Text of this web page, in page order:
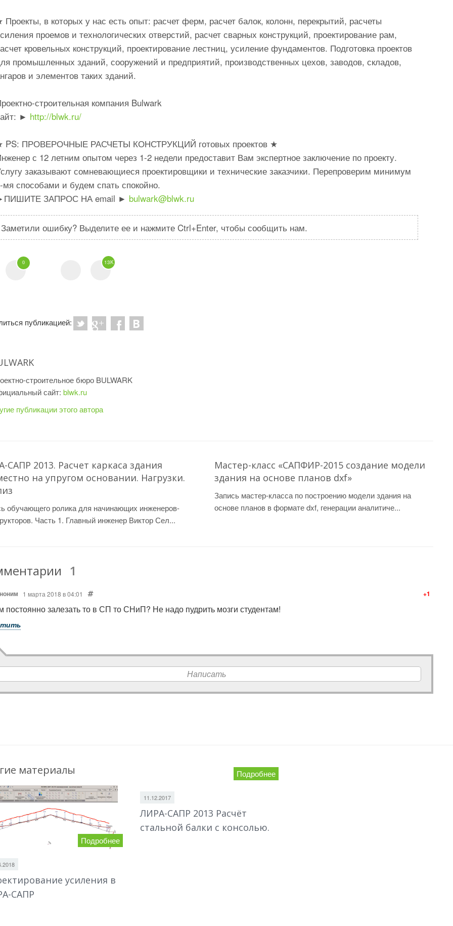
Проекты, в которых у нас есть опыт: расчет ферм, расчет балок, колонн, перекрытий, расчеты
проемов и технологических отверстий, расчет сварных конструкций, проектирование рам,
кровельных конструкций, проектирование лестниц, усиление фундаментов. Подготовка проектов
промышленных зданий, сооружений и предприятий, производственных цехов, заводов, складов,
и элементов таких зданий.
строительная компания Bulwark
► http://blwk.ru/
PS: ПРОВЕРОЧНЫЕ РАСЧЕТЫ КОНСТРУКЦИЙ готовых проектов ★
с 12 летним опытом через 1-2 недели предоставит Вам экспертное заключение по проекту.
заказывают сомневающиеся проектировщики и технические заказчики. Перепроверим минимум
мя способами и будем спать спокойно.
ЗАПРОС НА email ► bulwark@blwk.ru
Заметили ошибку? Выделите ее и нажмите Ctrl+Enter, чтобы сообщить нам.
0 13K
публикацией:
строительное бюро BULWARK
сайт:blwk.ru
публикации этого автора
САПР 2013. Расчет каркаса здания
на упругом основании. Нагрузки.
обучающего ролика для начинающих инженеров-
Часть 1. Главный инженер Виктор Сел...
Мастер-класс «САПФИР-2015 cоздание модели
здания на основе планов dxf»
Запись мастер-класса по построению модели здания на
основе планов в формате dxf, генерации аналитиче...
1
1 марта 2018 в 04:01 +1
постоянно залезать то в СП то СНиП? Не надо пудрить мозги студентам!
Написать
материалы
Подробнее
усиления в
САПР
Подробнее
11.12.2017
ЛИРА-САПР 2013 Расчёт
стальной балки с консолью.